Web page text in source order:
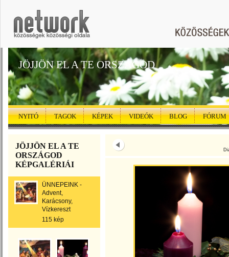
JÖJJÖN EL A TE ORSZÁGOD
NYITÓ TAGOK KÉPEK VIDEÓK BLOG FÓRUM
JÖJJÖN EL A TE
ORSZÁGOD
KÉPGALÉRIÁI
ÜNNEPEINK -
Advent,
Karácsony,
Vízkereszt
115 kép